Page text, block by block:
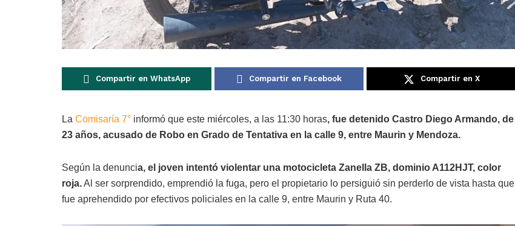
Compartir en WhatsApp Compartir en Facebook Compartir en X
La Comisaría 7° informó que este miércoles, a las 11:30 horas, fue detenido Castro Diego Armando, de
23 años, acusado de Robo en Grado de Tentativa en la calle 9, entre Maurin y Mendoza.
Según la denuncia, el joven intentó violentar una motocicleta Zanella ZB, dominio A112HJT, color
roja.Al ser sorprendido, emprendió la fuga, pero el propietario lo persiguió sin perderlo de vista hasta que
fue aprehendido por efectivos policiales en la calle 9, entre Maurin y Ruta 40.